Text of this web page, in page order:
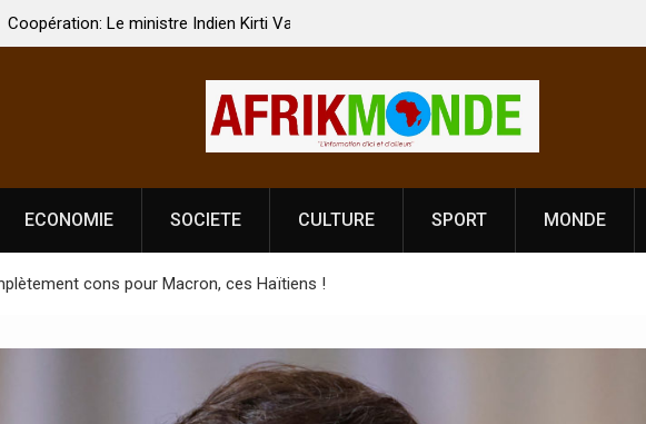
Indien Kirti Vardhan Singh à
de la Fête de
Côte d’Ivoire, l’opérateur culturel Soldat
prononce
ECONOMIE SOCIETE CULTURE SPORT MONDE
cons pour Macron, ces Haïtiens !